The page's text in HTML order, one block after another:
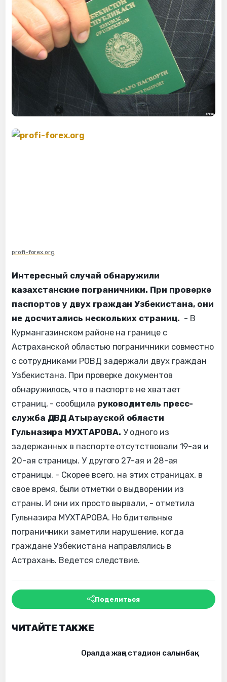
profi-forex.org
Интересный случай обнаружили
казахстанские пограничники. При проверке
паспортов у двух граждан Узбекистана, они
не досчитались нескольких страниц. - В
Курмангазинском районе на границе с
Астраханской областью пограничники совместно
с сотрудниками РОВД задержали двух граждан
Узбекистана. При проверке документов
обнаружилось, что в паспорте не хватает
страниц, - сообщила руководитель пресс-
служба ДВД Атырауской области
Гульназира МУХТАРОВА. У одного из
задержанных в паспорте отсутствовали 19-ая и
20-ая страницы. У другого 27-ая и 28-ая
страницы. - Скорее всего, на этих страницах, в
свое время, были отметки о выдворении из
страны. И они их просто вырвали, - отметила
Гульназира МУХТАРОВА. Но бдительные
пограничники заметили нарушение, когда
граждане Узбекистана направлялись в
Астрахань. Ведется следствие.
Поделиться
ЧИТАЙТЕ ТАКЖЕ
Оралда жаңа стадион салынбақ